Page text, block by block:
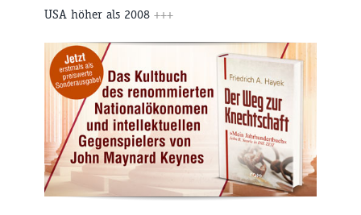
USA höher als 2008 +++